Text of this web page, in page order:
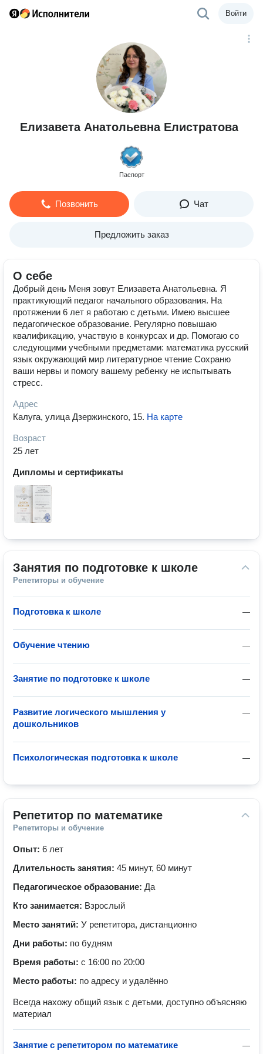
Войти
Елизавета Анатольевна Елистратова
Паспорт
Позвонить Чат
Предложить заказ
О себе
Добрый день Меня зовут Елизавета Анатольевна. Я
практикующий педагог начального образования. На
протяжении 6 лет я работаю с детьми. Имею высшее
педагогическое образование. Регулярно повышаю
квалификацию, участвую в конкурсах и др. Помогаю со
следующими учебными предметами: математика русский
язык окружающий мир литературное чтение Сохраню
ваши нервы и помогу вашему ребенку не испытывать
стресс.
Адрес
Калуга, улица Дзержинского, 15. На карте
Возраст
25 лет
Дипломы и сертификаты
Занятия по подготовке к школе
Репетиторы и обучение
—
Подготовка к школе
—
Обучение чтению
—
Занятие по подготовке к школе
—
Развитие логического мышления у
дошкольников
—
Психологическая подготовка к школе
Репетитор по математике
Репетиторы и обучение
Опыт: 6 лет
Длительность занятия: 45 минут, 60 минут
Педагогическое образование: Да
Кто занимается: Взрослый
Место занятий: У репетитора, дистанционно
Дни работы: по будням
Время работы: с 16:00 по 20:00
Место работы: по адресу и удалённо
Всегда нахожу общий язык с детьми, доступно объясняю
материал
—
Занятие с репетитором по математике